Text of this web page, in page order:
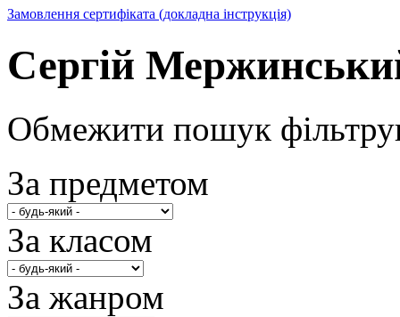
Замовлення сертифіката (докладна інструкція)
Сергій
Обмежити пошук
За предметом
За класом
За жанром